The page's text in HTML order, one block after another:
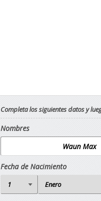
Completa los siguientes datos y
Nombres
Fecha de Nacimiento